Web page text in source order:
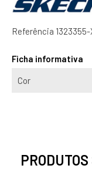
Referência 1323355-
Ficha informativa
Cor